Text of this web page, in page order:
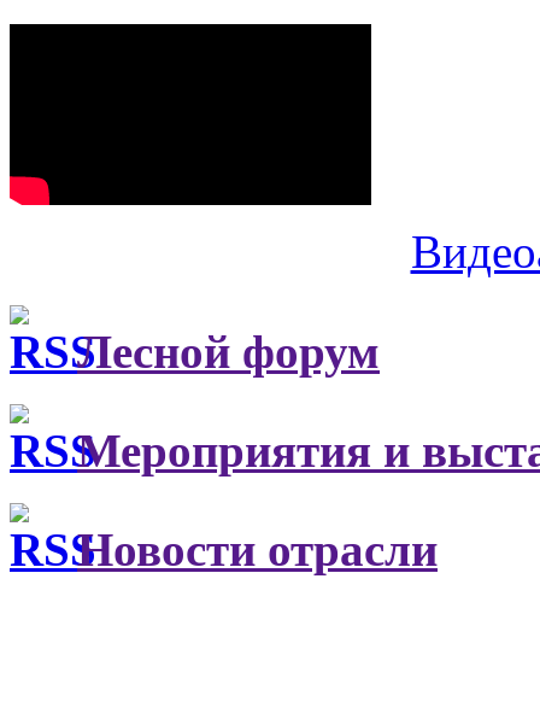
Лесной форум
Мероприятия и
Новости отрасли